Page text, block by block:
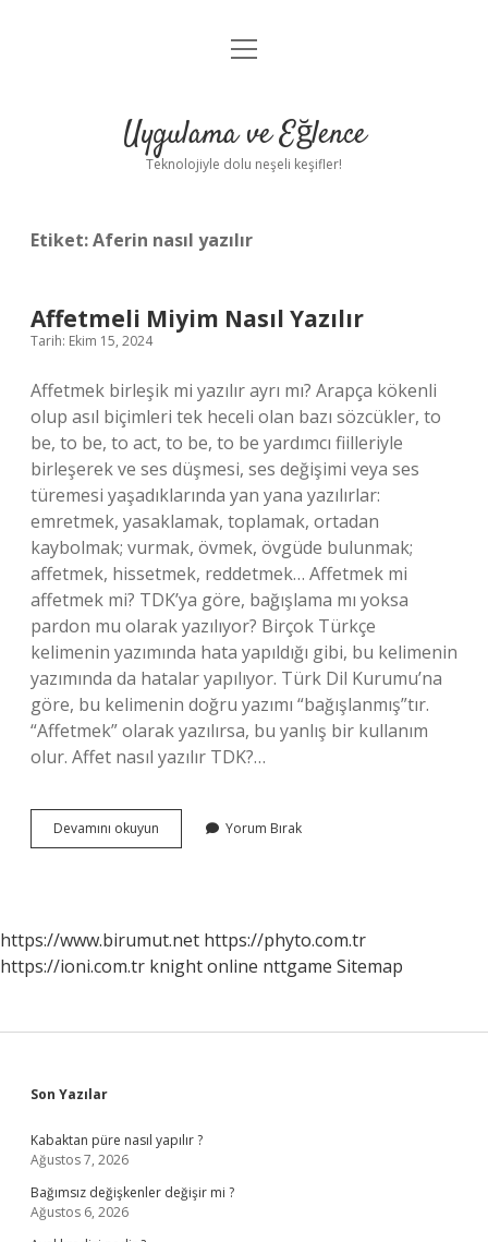
Anasayfa
Yasal Uyarı
menüyü
Uygulama ve Eğlence
Teknolojiyle dolu neşeli keşifler!
Etiket:Aferin nasıl yazılır
Affetmeli Miyim Nasıl Yazılır
Tarih: Ekim 15, 2024
Affetmek birleşik mi yazılır ayrı mı? Arapça kökenli
olup asıl biçimleri tek heceli olan bazı sözcükler, to
be, to be, to act, to be, to be yardımcı fiilleriyle
birleşerek ve ses düşmesi, ses değişimi veya ses
türemesi yaşadıklarında yan yana yazılırlar:
emretmek, yasaklamak, toplamak, ortadan
kaybolmak; vurmak, övmek, övgüde bulunmak;
affetmek, hissetmek, reddetmek… Affetmek mi
affetmek mi? TDK’ya göre, bağışlama mı yoksa
pardon mu olarak yazılıyor? Birçok Türkçe
kelimenin yazımında hata yapıldığı gibi, bu kelimenin
yazımında da hatalar yapılıyor. Türk Dil Kurumu’na
göre, bu kelimenin doğru yazımı “bağışlanmış”tır.
“Affetmek” olarak yazılırsa, bu yanlış bir kullanım
olur. Affet nasıl yazılır TDK?…
Devamını okuyun Affetmeli
Miyim
Yorum Bırak
https://www.birumut.net https://phyto.com.tr
https://ioni.com.tr knight online nttgame Sitemap
Sidebar
Son Yazılar
Kabaktan püre nasıl yapılır ?
Ağustos 7, 2026
Bağımsız değişkenler değişir mi ?
Ağustos 6, 2026